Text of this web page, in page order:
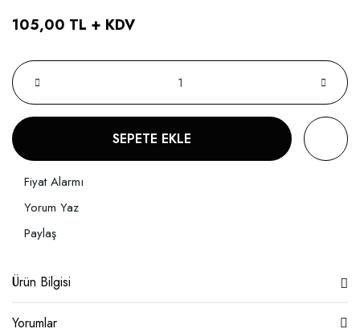
105,00 TL + KDV
SEPETE EKLE
Fiyat Alarmı
Yorum Yaz
Paylaş
Ürün Bilgisi
Yorumlar